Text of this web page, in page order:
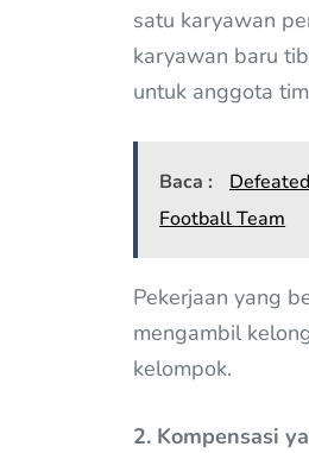
satu karyawan
karyawan baru
untuk anggota
Baca :
Football Team
Pekerjaan yang
mengambil
kelompok.
2. Kompensasi